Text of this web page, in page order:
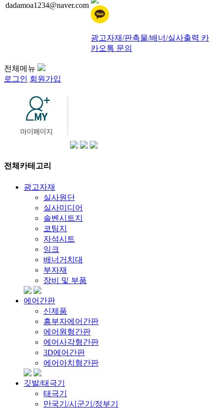
dadamoa1234@naver.com
광고자재/판촉물/배너/실사출력 카
카오톡 문의
전체메뉴
로그인 회원가입
전체카테고리
광고자재
실사원단
실사미디어
솔벤시트지
코팅지
자석시트
잉크
배너거치대
부자재
장비 및 부품
에어간판
신제품
흥부자에어간판
에어원형간판
에어사각형간판
3D에어간판
에어아치형간판
깃발/태극기
태극기
만국기/시군기/정부기